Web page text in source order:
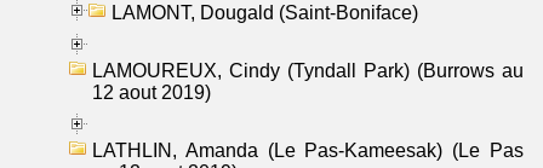
LAMONT, Dougald (Saint-Boniface)
LAMOUREUX, Cindy (Tyndall Park) (Burrows au
12 aout 2019)
LATHLIN, Amanda (Le Pas-Kameesak) (Le Pas